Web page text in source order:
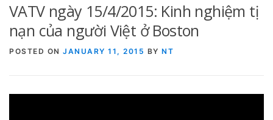
TRUNG TÂM CỘNG ĐỒNG SINH HOẠT
VATV ngày 15/4/2015: Kinh nghiệm tị
nạn của người Việt ở Boston
POSTED ON JANUARY 11, 2015 BY NT